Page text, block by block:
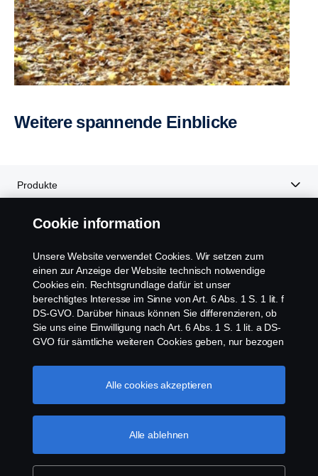
Weitere spannende Einblicke
Produkte
Services
Über Scania
Scania in Ihrer Region: Deutschland
Impressum
Cookie information
Unsere Website verwendet Cookies. Wir setzen zum
einen zur Anzeige der Website technisch notwendige
Cookies ein. Rechtsgrundlage dafür ist unser
berechtigtes Interesse im Sinne von Art. 6 Abs. 1 S. 1 lit. f
DS-GVO. Darüber hinaus können Sie differenzieren, ob
Sie uns eine Einwilligung nach Art. 6 Abs. 1 S. 1 lit. a DS-
GVO für sämtliche weiteren Cookies geben, nur bezogen
Diese Einwilligung ist freiwillig und kann jederzeit mit
Zukunftswirkung widerrufen werden. Unsere Anbieter
Angemessenheitsbeschlusses der Europäischen
Kommission im Sinne von Art. 45 Abs. 3 DS-GVO, worin
festgelegt wurde, dass in den USA ein angemessenes
Alle ablehnen
Alle cookies akzeptieren